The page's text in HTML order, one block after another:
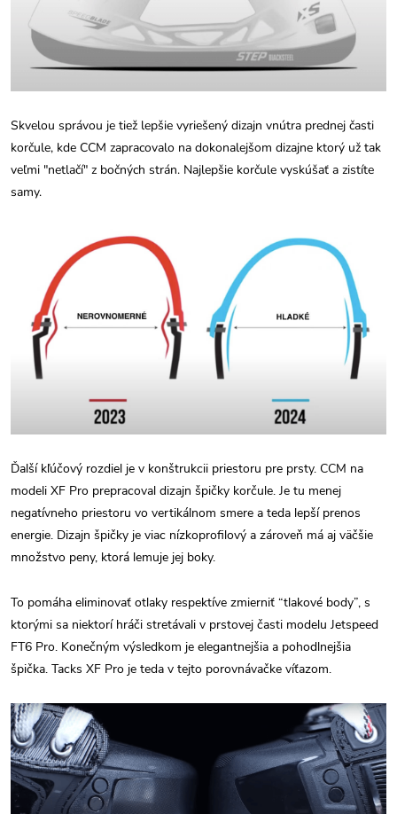
Skvelou správou je tiež lepšie vyriešený dizajn vnútra prednej časti
korčule, kde CCM zapracovalo na dokonalejšom dizajne ktorý už tak
veľmi "netlačí" z bočných strán. Najlepšie korčule vyskúšať a zistíte
samy.
Ďalší kľúčový rozdiel je v konštrukcii priestoru pre prsty. CCM na
modeli XF Pro prepracoval dizajn špičky korčule. Je tu menej
negatívneho priestoru vo vertikálnom smere a teda lepší prenos
energie. Dizajn špičky je viac nízkoprofilový a zároveň má aj väčšie
množstvo peny, ktorá lemuje jej boky.
To pomáha eliminovať otlaky respektíve zmierniť “tlakové body”, s
ktorými sa niektorí hráči stretávali v prstovej časti modelu Jetspeed
FT6 Pro. Konečným výsledkom je elegantnejšia a pohodlnejšia
špička. Tacks XF Pro je teda v tejto porovnávačke víťazom.